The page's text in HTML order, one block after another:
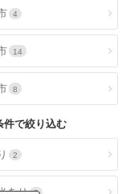
4
14
8
件で絞り込む
2